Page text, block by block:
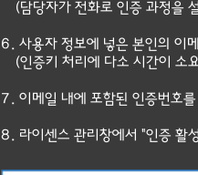
(담당자가 전화로 인증 과정을
6. 사용자 정보에 넣은 본인의 이
(인증키 처리에 다소 시간이 소
7. 이메일 내에 포함된 인증번호
8. 라이센스 관리창에서 "인증 활